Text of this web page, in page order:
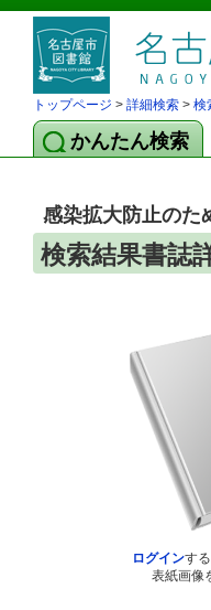
トップページ > 詳細検索 > 検
かんたん検索
感染拡大防止のた
検索結果書誌
ログインす
表紙画像